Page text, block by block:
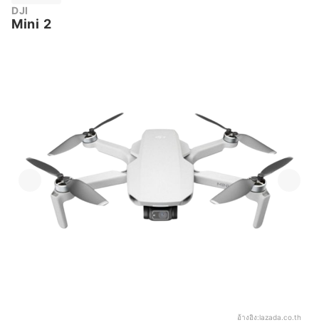
DJI
Mini 2
อ้างอิง:lazada.co.th